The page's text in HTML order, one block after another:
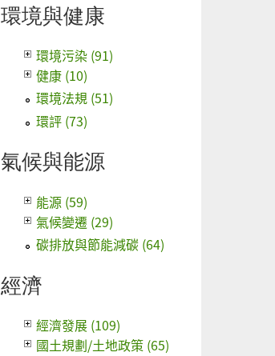
環境與健康
環境污染 (91)
健康 (10)
環境法規 (51)
環評 (73)
氣候與能源
能源 (59)
氣候變遷 (29)
碳排放與節能減碳 (64)
經濟
經濟發展 (109)
國土規劃/土地政策 (65)